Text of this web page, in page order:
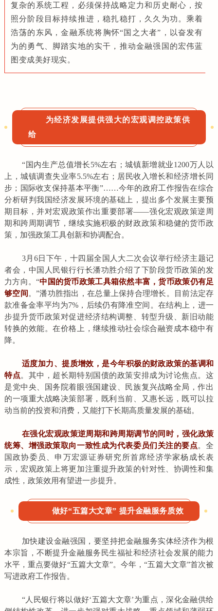
复杂的系统工程，必须保持战略定力和历史耐心，按
照分阶段目标持续推进，稳扎稳打，久久为功。乘着
浩荡的东风，金融系统将胸怀“国之大者”，以奋发有
为的勇气、脚踏实地的实干，推动金融强国的宏伟蓝
图变成美好现实。
为经济发展提供强大的宏观调控政策供
给
“国内生产总值增长5%左右；城镇新增就业1200万人以
上，城镇调查失业率5.5%左右；居民收入增长和经济增长同
步；国际收支保持基本平衡”……今年的政府工作报告在综合
分析研判我国经济发展环境的基础上，提出多个发展主要预
期目标，并对宏观政策作出重要部署——强化宏观政策逆周
期和跨周期调节，继续实施积极的财政政策和稳健的货币政
策，加强政策工具创新和协调配合。
3月6日下午，十四届全国人大二次会议举行经济主题记
者会，中国人民银行行长潘功胜介绍了下阶段货币政策的发
力方向。“中国的货币政策工具箱依然丰富，货币政策仍有足
够空间 。”潘功胜指出，在总量上保持合理增长。目前法定存
款准备金率平均为7%，后续仍有降准空间。在结构上，进一
步提升货币政策对促进经济结构调整、转型升级、新旧动能
转换的效能。在价格上，继续推动社会综合融资成本稳中有
降。
适度加力、提质增效，是今年积极的财政政策的基调和
特点。其中，超长期特别国债的政策安排成为讨论焦点。这
是党中央、国务院着眼强国建设、民族复兴战略全局，作出
的一项重大战略决策部署，既利当前、又惠长远，既可以拉
动当前的投资和消费，又能打下长期高质量发展的基础。
在强化宏观政策逆周期和跨周期调节的同时，强化政策
统筹、增强政策取向一致性成为代表委员们关注的要点。全
国政协委员、申万宏源证券研究所首席经济学家杨成长表
示，宏观政策上将更加注重提升政策的针对性、协调性和集
成性，政策效用有望进一步提升。
做好“五篇大文章” 提升金融服务质效
加快建设金融强国，要坚持把金融服务实体经济作为根
本宗旨，不断提升金融服务民生福祉和经济社会发展的能力
水平，重点要做好“五篇大文章”。今年，“五篇大文章”首次被
写进政府工作报告。
“人民银行将以做好‘五篇大文章’为重点，深化金融供给